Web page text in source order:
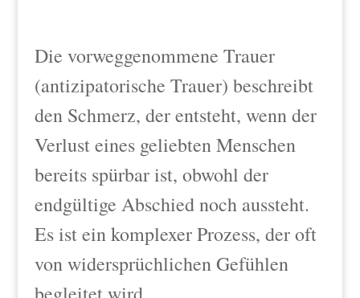
Die vorweggenommene Trauer
(antizipatorische Trauer) beschreibt
den Schmerz, der entsteht, wenn der
Verlust eines geliebten Menschen
bereits spürbar ist, obwohl der
endgültige Abschied noch aussteht.
Es ist ein komplexer Prozess, der oft
von widersprüchlichen Gefühlen